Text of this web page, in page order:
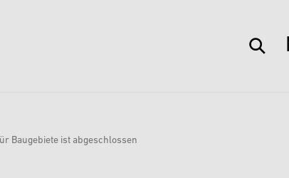
Baugebiete ist abgeschlossen